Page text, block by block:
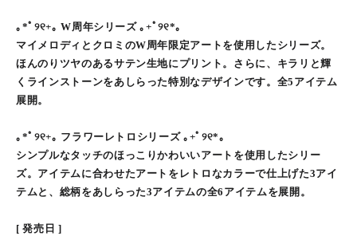
｡*ﾟ୨୧+｡ W周年シリーズ ｡+ﾟ୨୧*｡
マイメロディとクロミのW周年限定アートを使用したシリーズ。
ほんのりツヤのあるサテン生地にプリント。さらに、キラリと輝
くラインストーンをあしらった特別なデザインです。全5アイテム
展開。
｡*ﾟ୨୧+｡ フラワーレトロシリーズ ｡+ﾟ୨୧*｡
シンプルなタッチのほっこりかわいいアートを使用したシリー
ズ。アイテムに合わせたアートをレトロなカラーで仕上げた3アイ
テムと、総柄をあしらった3アイテムの全6アイテムを展開。
[ 発売日 ]